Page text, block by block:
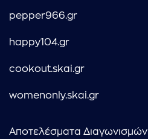
pepper966.gr
happy104.gr
cookout.skai.gr
womenonly.skai.gr
Αποτελέσματα Διαγωνισμών